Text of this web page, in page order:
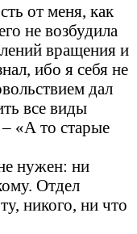
от меня, как
не возбудила
вращения и
ибо я себя не
дал
все виды
«А то старые
нужен: ни
Отдел
никого, ни что